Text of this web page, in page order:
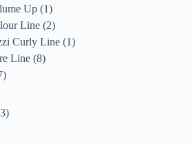
Up 1
Line 2
Curly Line 1
Line 8
3